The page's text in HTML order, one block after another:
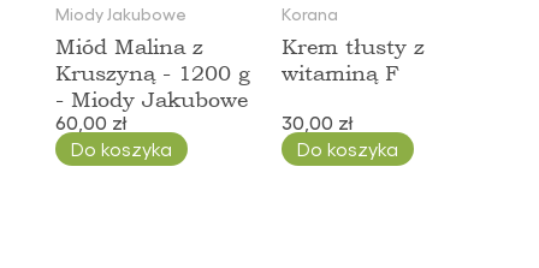
Miody Jakubowe
Miód Malina z
Kruszyną - 1200 g
- Miody Jakubowe
60,00 zł
Do koszyka
Korana
Krem tłusty z
witaminą F
30,00 zł
Do koszyka